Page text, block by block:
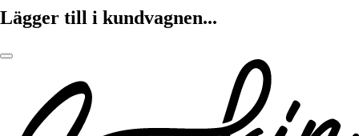
Lägger till i kundvagnen...